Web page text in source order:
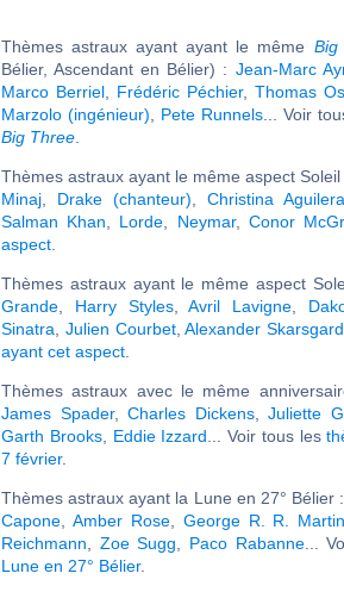
Thèmes astraux ayant ayant le même Big
Bélier, Ascendant en Bélier) : Jean-Marc
Marco Berriel
Frédéric Péchier, Thomas
Marzolo (ingénieur)
Pete Runnels ... Voir
Big Three
Thèmes astraux ayant le même aspect
Minaj
Drake (chanteur) Christina Aguilera
Salman Khan
Lorde Neymar, Conor
aspect
Thèmes astraux ayant le même aspect
Grande
Harry Styles,Avril Lavigne
Sinatra
Julien Courbet,Alexander Skarsgard
ayant cet aspect
Thèmes astraux avec le même
James Spader,Charles Dickens,Juliette
Garth Brooks, Eddie Izzard ... Voir tous les
7 février.
Thèmes astraux ayant la Lune en 27° Bélier :
Capone
Amber Rose, George R. R. Martin
Reichmann
Zoe Sugg Paco Rabanne...
Lune en 27° Bélier.